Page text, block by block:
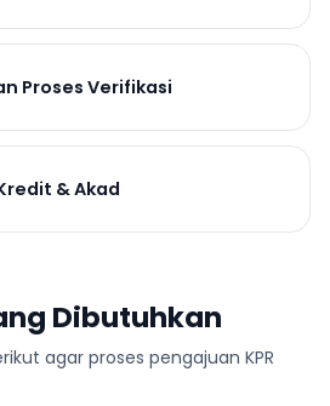
Proses Verifikasi
& Akad
Dibutuhkan
agar proses pengajuan KPR